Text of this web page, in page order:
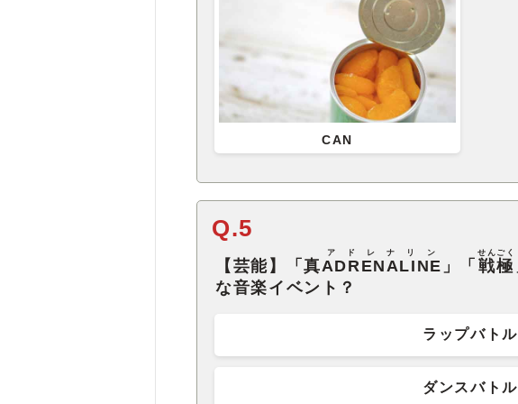
CAN
Q.5
【芸能】「真ADRENALINE
アドレナリン
」「 戦極
せんごく
な音楽イベント？
ラップバトル
ダンスバトル